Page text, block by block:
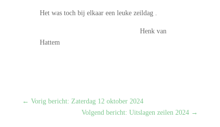
Het was toch bij elkaar een leuke zeildag .
Henk van
Hattem
← Vorig bericht: Zaterdag 12 oktober 2024
Volgend bericht: Uitslagen zeilen 2024 →